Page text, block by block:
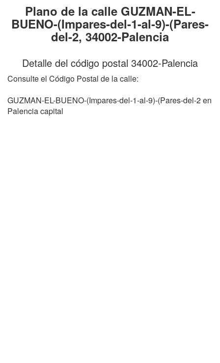
Plano de la calle GUZMAN-EL-
BUENO-(Impares-del-1-al-9)-(Pares-
del-2, 34002-Palencia
Detalle del código postal 34002-Palencia
Consulte el Código Postal de la calle:
GUZMAN-EL-BUENO-(Impares-del-1-al-9)-(Pares-del-2 en
Palencia capital